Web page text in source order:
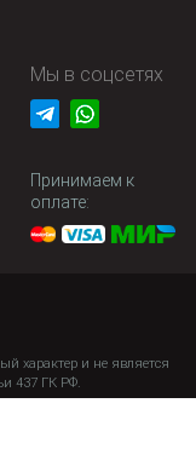
Мы в соцсетях
Принимаем к
оплате:
характер и не является
437 ГК РФ.